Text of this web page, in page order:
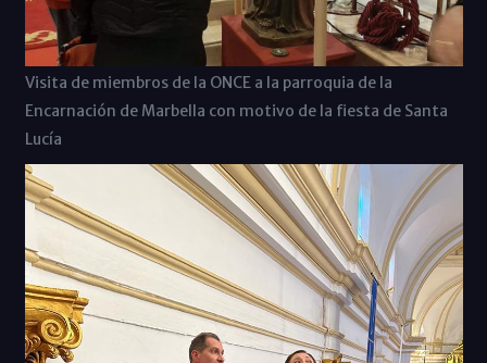
Visita de miembros de la ONCE a la parroquia de la
Encarnación de Marbella con motivo de la fiesta de Santa
Lucía